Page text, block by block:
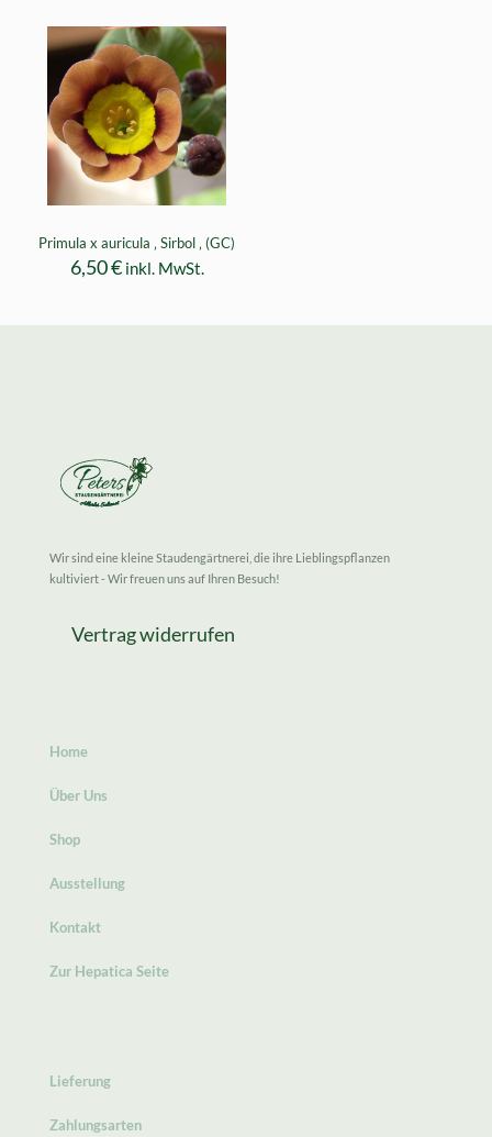
Primula x auricula ‚ Sirbol ‚ (GC)
6,50€ inkl. MwSt.
Wir sind eine kleine Staudengärtnerei, die ihre Lieblingspflanzen
kultiviert - Wir freuen uns auf Ihren Besuch!
Vertrag widerrufen
Home
Über Uns
Shop
Ausstellung
Kontakt
Zur Hepatica Seite
Lieferung
Zahlungsarten